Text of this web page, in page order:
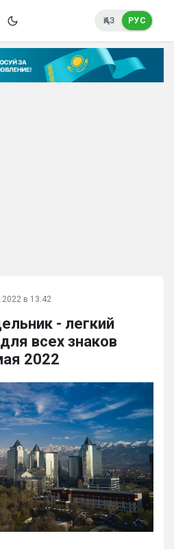
ҚАЗ РУС
в 13:42
- легкий
всех знаков
2022